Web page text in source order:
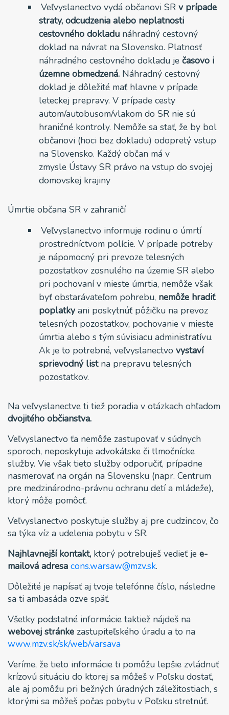
Veľvyslanectvo vydá občanovi SR v prípade
straty, odcudzenia alebo neplatnosti
cestovného dokladu náhradný cestovný
doklad na návrat na Slovensko. Platnosť
náhradného cestovného dokladu je časovo i
územne obmedzená. Náhradný cestovný
doklad je dôležité mať hlavne v prípade
leteckej prepravy. V prípade cesty
autom/autobusom/vlakom do SR nie sú
hraničné kontroly. Nemôže sa stať, že by bol
občanovi (hoci bez dokladu) odopretý vstup
na Slovensko. Každý občan má v
zmysle Ústavy SR právo na vstup do svojej
domovskej krajiny
Úmrtie občana SR v zahraničí
Veľvyslanectvo informuje rodinu o úmrtí
prostredníctvom polície. V prípade potreby
je nápomocný pri prevoze telesných
pozostatkov zosnulého na územie SR alebo
pri pochovaní v mieste úmrtia, nemôže však
byť obstarávateľom pohrebu, nemôže hradiť
poplatkyani poskytnúť pôžičku na prevoz
telesných pozostatkov, pochovanie v mieste
úmrtia alebo s tým súvisiacu administratívu.
Ak je to potrebné, veľvyslanectvo vystaví
sprievodný list na prepravu telesných
pozostatkov.
Na veľvyslanectve ti tiež poradia v otázkach ohľadom
dvojitého občianstva.
Veľvyslanectvo ťa nemôže zastupovať v súdnych
sporoch, neposkytuje advokátske či tlmočnícke
služby. Vie však tieto služby odporučiť, prípadne
nasmerovať na orgán na Slovensku (napr. Centrum
pre medzinárodno-právnu ochranu detí a mládeže),
ktorý môže pomôcť.
Veľvyslanectvo poskytuje služby aj pre cudzincov, čo
sa týka víz a udelenia pobytu v SR.
Najhlavnejší kontakt, ktorý potrebuješ vedieť je e-
mailová adresa cons.warsaw@mzv.sk.
Dôležité je napísať aj tvoje telefónne číslo, následne
sa ti ambasáda ozve späť.
Všetky podstatné informácie taktiež nájdeš na
webovej stránke zastupiteľského úradu a to na
www.mzv.sk/sk/web/varsava
Veríme, že tieto informácie ti pomôžu lepšie zvládnuť
krízovú situáciu do ktorej sa môžeš v Poľsku dostať,
ale aj pomôžu pri bežných úradných záležitostiach, s
ktorými sa môžeš počas pobytu v Poľsku stretnúť.